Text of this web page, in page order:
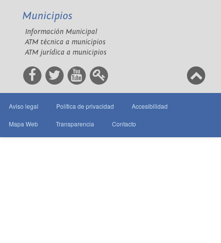
Municipios
Información Municipal
ATM técnica a municipios
ATM jurídica a municipios
Aviso legal Política de privacidad Accesibilidad
Mapa Web Transparencia Contacto